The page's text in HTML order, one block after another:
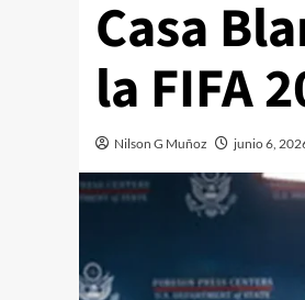
Casa
la FIFA
Nilson G Muñoz junio 6,